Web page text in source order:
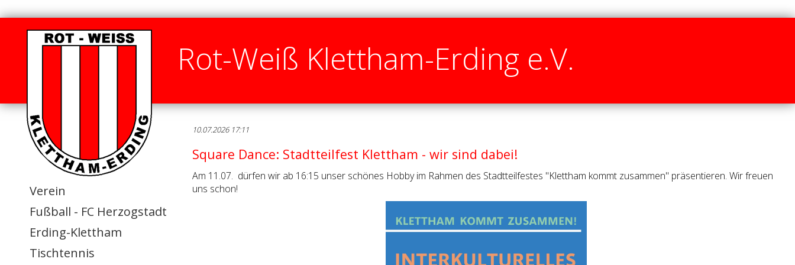
Rot-Weiß Klettham-Erding e.V.
10.07.2026 17:11
Square Dance: Stadtteilfest Klettham - wir sind dabei!
Am 11.07. dürfen wir ab 16:15 unser schönes Hobby im Rahmen des Stadtteilfestes "Klettham kommt zusammen" präsentieren. Wir freuen
uns schon!
Verein
Fußball - FC Herzogstadt
Erding-Klettham
Tischtennis